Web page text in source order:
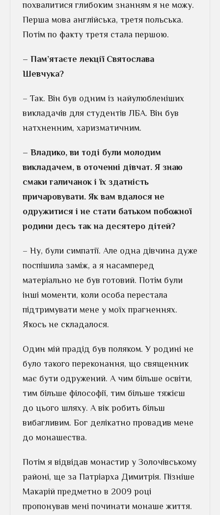
похвалитися глибоким знанням я не можу.
Перша мова англійська, третя польська.
Потім по факту третя стала першою.
– Пам’ятаєте лекції Святослава
Шевчука?
– Так. Він був одним із найулюбленіших
викладачів для студентів ЛБА. Він був
натхненним, харизматичним.
– Владико, ви тоді були молодим
викладачем, в оточенні дівчат. Я знаю
смаки галичанок і їх здатність
причаровувати. Як вам вдалося не
одружитися і не стати батьком побожної
родини десь так на десятеро дітей?
– Ну, були симпатії. Але одна дівчина дуже
поспішила заміж, а я насамперед
матеріально не був готовий. Потім були
інші моменти, коли особа перестала
підтримувати мене у моїх прагненнях.
Якось не складалося.
Один мій прадід був поляком. У родині не
було такого переконання, що священник
має бути одружений. А чим більше освіти,
тим більше філософії, тим більше тяжієш
до цього шляху. А вік робить більш
вибагливим. Бог делікатно провадив мене
до монашества.
Потім я відвідав монастир у Золочівському
районі, ще за Патріарха Димитрія. Пізніше
Макарій предметно в 2009 році
пропонував мені починати монаше життя.